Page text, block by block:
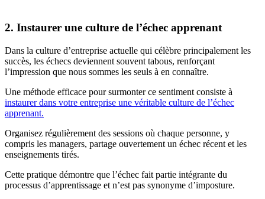
2. Instaurer une culture de l’échec apprenant
Dans la culture d’entreprise actuelle qui célèbre principalement les
succès, les échecs deviennent souvent tabous, renforçant
l’impression que nous sommes les seuls à en connaître.
Une méthode efficace pour surmonter ce sentiment consiste à
instaurer dans votre entreprise une véritable culture de l’échec
apprenant.
Organisez régulièrement des sessions où chaque personne, y
compris les managers, partage ouvertement un échec récent et les
enseignements tirés.
Cette pratique démontre que l’échec fait partie intégrante du
processus d’apprentissage et n’est pas synonyme d’imposture.